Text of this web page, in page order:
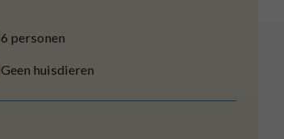
6 personen
Geen huisdieren